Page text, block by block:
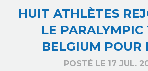
HUIT ATHLÈTES
LE PARALYMPIC
BELGIUM POUR
POSTÉ LE 17 JUL.